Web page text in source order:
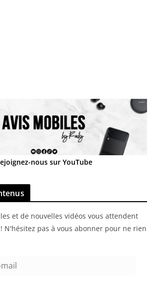
nous sur YouTube
et de nouvelles vidéos vous attendent
N'hésitez pas à vous abonner pour ne rien